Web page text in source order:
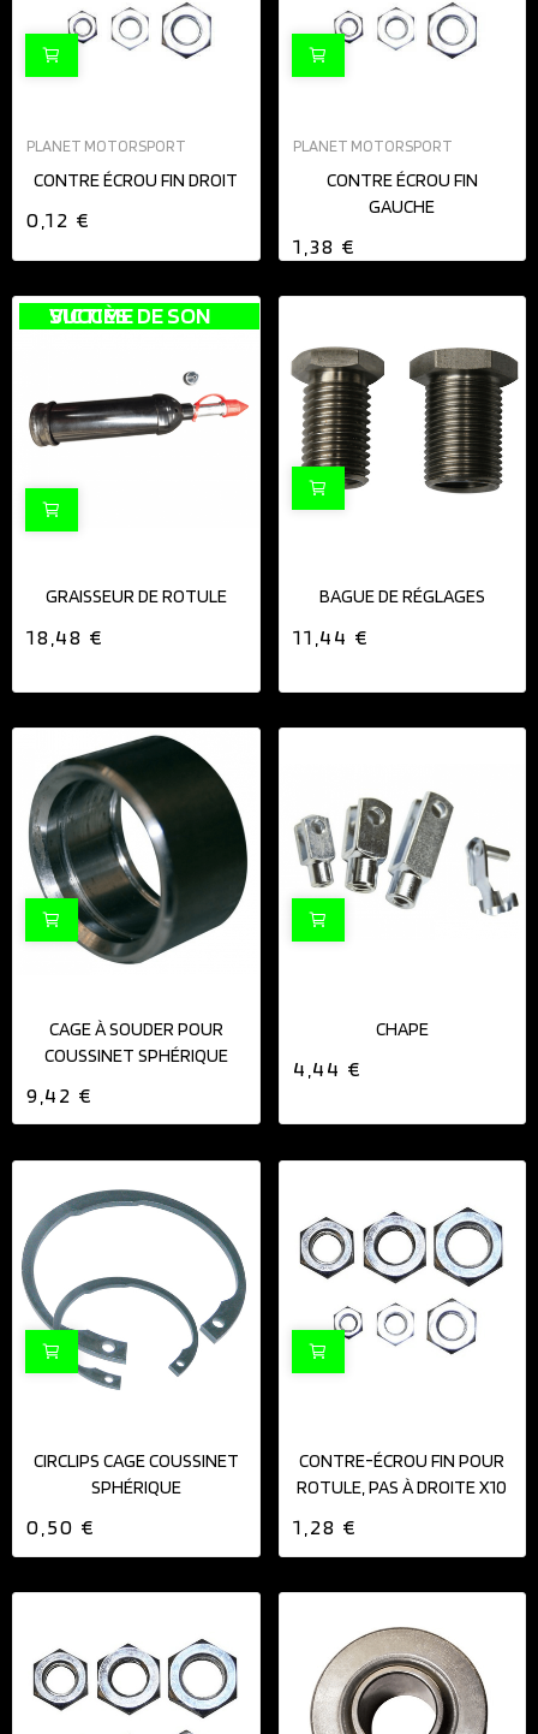
PLANET MOTORSPORT
CONTRE ÉCROU FIN DROIT
0,12 €
PLANET MOTORSPORT
CONTRE ÉCROU FIN
GAUCHE
1,38 €
VICTIME DE SON SUCCÈS
GRAISSEUR DE ROTULE
18,48 €
BAGUE DE RÉGLAGES
11,44 €
CAGE À SOUDER POUR
COUSSINET SPHÉRIQUE
9,42 €
CHAPE
4,44 €
CIRCLIPS CAGE COUSSINET
SPHÉRIQUE
0,50 €
CONTRE-ÉCROU FIN POUR
ROTULE, PAS À DROITE X10
1,28 €